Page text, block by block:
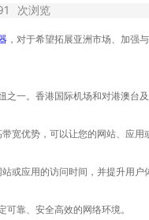
次浏览
，对于希望拓展亚洲市场、加强
一。香港国际机场和对港澳台
宽优势，可以让您的网站、应用
或应用的访问时间，并提升用户
靠、安全高效的网络环境。